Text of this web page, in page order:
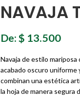
NAVAJA
De:$ 13.500
Navaja de estilo
acabado oscuro
combinan una estética
la hoja de manera segura